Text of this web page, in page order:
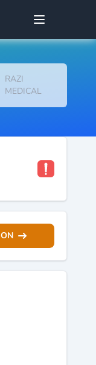
Open user menu
RAZI
MEDICAL